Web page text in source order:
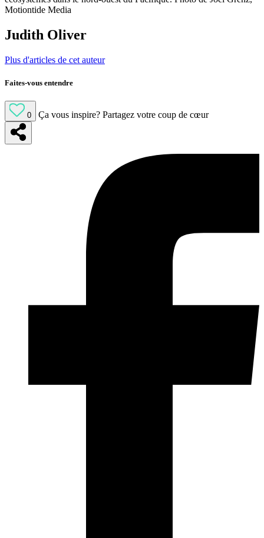
Motiontide Media
Judith Oliver
Plus d'articles de cet auteur
Faites-vous entendre
0 Ça vous inspire? Partagez votre coup de cœur